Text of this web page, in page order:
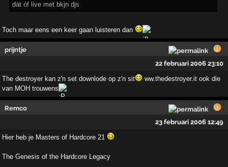
dát óf live met bkjn djs
Toch maar eens een keer gaan luisteren dan
prijntje
22 februari 2006 23:10
The destroyer kan z'n set downlode op z'n sit
ww.thedestroyer.it ook die
van MOH trouwens
Remco
23 februari 2006 12:49
Hier heb je Masters of Hardcore 21
The Genesis of the Hardcore Legacy